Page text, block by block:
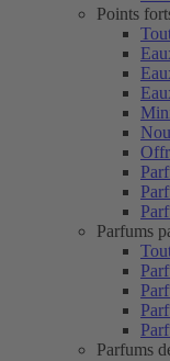
Points
Parfums
Parfums